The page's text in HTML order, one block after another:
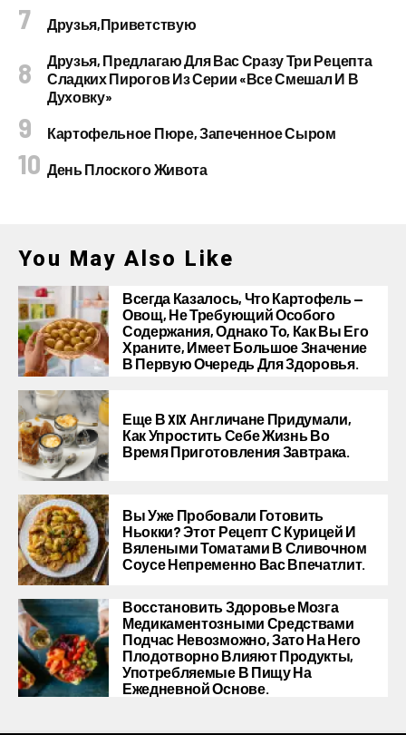
Друзья,приветствую
Друзья, Предлагаю Для Вас Сразу Три Рецепта
Сладких Пирогов Из Серии «все Смешал И В
Духовку»
Картофельное Пюре, Запеченное Сыром
День Плоского Живота
You May Also Like
Всегда Казалось, Что Картофель —
Овощ, Не Требующий Особого
Содержания, Однако То, Как Вы Его
Храните, Имеет Большое Значение
В Первую Очередь Для Здоровья.
Еще В XIX Англичане Придумали,
Как Упростить Себе Жизнь Во
Время Приготовления Завтрака.
Вы Уже Пробовали Готовить
Ньокки? Этот Рецепт С Курицей И
Вялеными Томатами В Сливочном
Соусе Непременно Вас Впечатлит.
Восстановить Здоровье Мозга
Медикаментозными Средствами
Подчас Невозможно, Зато На Него
Плодотворно Влияют Продукты,
Употребляемые В Пищу На
Ежедневной Основе.